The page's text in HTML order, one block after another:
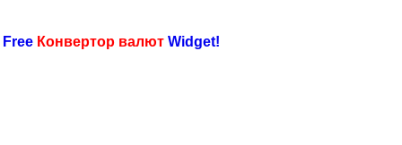
Конвертор валют Widget!